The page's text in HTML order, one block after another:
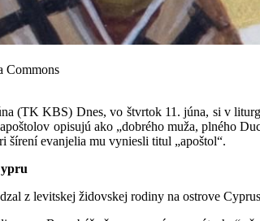
Commons
(TK KBS) Dnes, vo štvrtok 11. júna, si v
opisujú ako „dobrého muža, plného
šírení evanjelia mu vyniesli titul „apoštol“.
z levitskej židovskej rodiny na ostrove